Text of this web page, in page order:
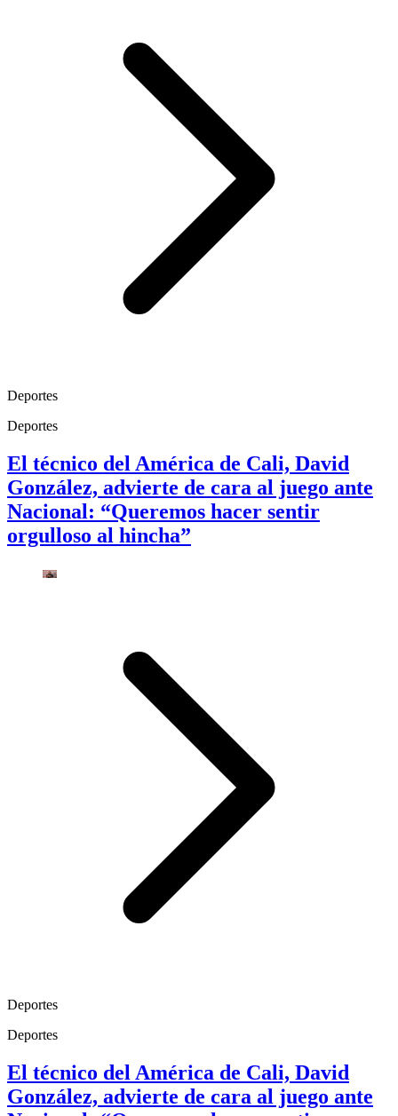
Deportes
Deportes
El técnico del América de Cali, David
González, advierte de cara al juego ante
Nacional: “Queremos hacer sentir
orgulloso al hincha”
Deportes
Deportes
El técnico del América de Cali, David
González, advierte de cara al juego ante